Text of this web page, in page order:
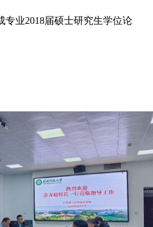
专业2018届硕士研究生学位论